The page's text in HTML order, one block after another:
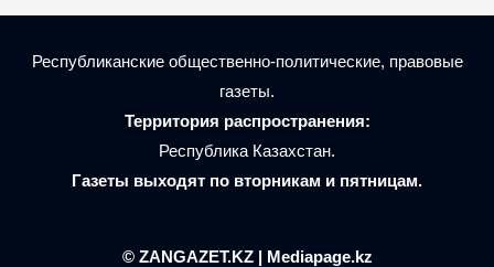
Республиканские общественно-политические, правовые
газеты.
Территория распространения:
Республика Казахстан.
Газеты выходят по вторникам и пятницам.
© ZANGAZET.KZ | Mediapage.kz